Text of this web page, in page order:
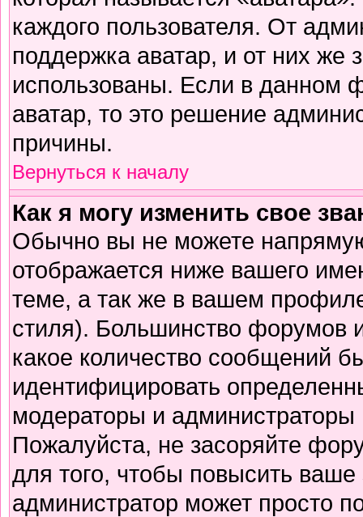
каждого пользователя. От
поддержка аватар, и от них же
использованы. Если в данном
аватар, то это решение
причины.
Вернуться к началу
Как я могу изменить свое
Обычно вы не можете
отображается ниже вашего
теме, а так же в вашем
стиля). Большинство форумов
какое количество сообщений
идентифицировать
модераторы и
Пожалуйста, не засоряйте
для того, чтобы повысить
администратор может просто